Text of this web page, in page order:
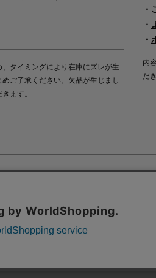
タイミングにより在庫にズレが生
ご了承ください。欠品が生じまし
ます。
・
・
・
内
だ
Cookie）を使用いたします。詳細に関